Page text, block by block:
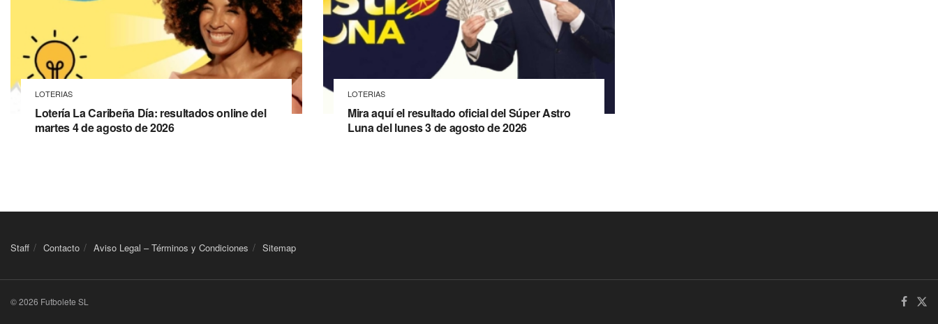
LOTERIAS
Lotería La Caribeña Día: resultados online del
martes 4 de agosto de 2026
LOTERIAS
Mira aquí el resultado oficial del Súper Astro
Luna del lunes 3 de agosto de 2026
Staff Contacto Aviso Legal – Términos y Condiciones Sitemap
© 2026 Futbolete SL